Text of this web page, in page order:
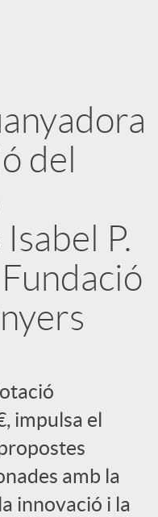
del
P.
Fundació
impulsa el
amb la
innovació i la